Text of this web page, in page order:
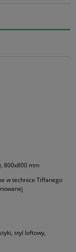
800x800 mm
w technice Tiffanego
styl loftowy,